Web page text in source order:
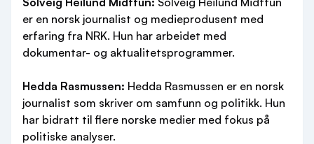
er en norsk journalist og medieprodusent med
erfaring fra NRK. Hun har arbeidet med
dokumentar- og aktualitetsprogrammer.
Hedda Rasmussen: Hedda Rasmussen er en norsk
journalist som skriver om samfunn og politikk. Hun
har bidratt til flere norske medier med fokus på
politiske analyser.